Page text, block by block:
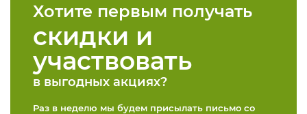
Хотите первым получать
скидки и
участвовать
в выгодных акциях?
Раз в неделю мы будем присылать письмо со